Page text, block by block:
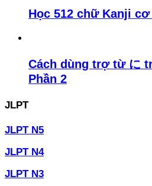
Học 512 chữ Kanji
Cách dùng trợ từ に
Phần 2
JLPT
JLPT N5
JLPT N4
JLPT N3